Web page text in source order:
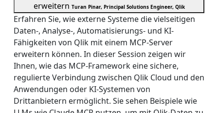
erweitern Turan Pinar, Principal Solutions Engineer, Qlik
Erfahren Sie, wie externe Systeme die vielseitigen
Daten-, Analyse-, Automatisierungs- und KI-
Fähigkeiten von Qlik mit einem MCP-Server
erweitern können. In dieser Session zeigen wir
Ihnen, wie das MCP-Framework eine sichere,
regulierte Verbindung zwischen Qlik Cloud und den
Anwendungen oder KI-Systemen von
Drittanbietern ermöglicht. Sie sehen Beispiele wie